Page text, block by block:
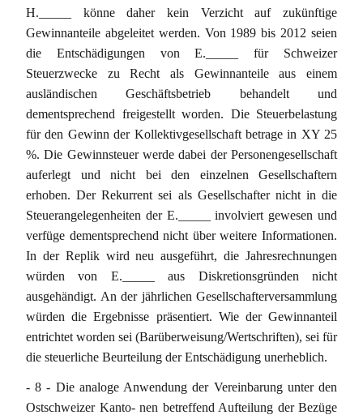
H._____ könne daher kein Verzicht auf zukünftige
Gewinnanteile abgeleitet werden. Von 1989 bis 2012 seien
die Entschädigungen von E._____ für Schweizer
Steuerzwecke zu Recht als Gewinnanteile aus einem
ausländischen Geschäftsbetrieb behandelt und
dementsprechend freigestellt worden. Die Steuerbelastung
für den Gewinn der Kollektivgesellschaft betrage in XY 25
%. Die Gewinnsteuer werde dabei der Personengesellschaft
auferlegt und nicht bei den einzelnen Gesellschaftern
erhoben. Der Rekurrent sei als Gesellschafter nicht in die
Steuerangelegenheiten der E._____ involviert gewesen und
verfüge dementsprechend nicht über weitere Informationen.
In der Replik wird neu ausgeführt, die Jahresrechnungen
würden von E._____ aus Diskretionsgründen nicht
ausgehändigt. An der jährlichen Gesellschafterversammlung
würden die Ergebnisse präsentiert. Wie der Gewinnanteil
entrichtet worden sei (Barüberweisung/Wertschriften), sei für
die steuerliche Beurteilung der Entschädigung unerheblich.
- 8 - Die analoge Anwendung der Vereinbarung unter den
Ostschweizer Kanto- nen betreffend Aufteilung der Bezüge